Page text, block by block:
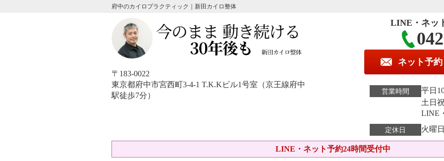
府中のカイロプラクティック｜新田カイロ整体
〒183-0022
東京都府中市宮西町3-4-1 T.K.Kビル1号室（京王線府中
駅徒歩7分）
LINE・ネッ
ネット予約
営業時間
平日
土日
LINE
定休日 火曜
LINE・ネット予約24時間受付中